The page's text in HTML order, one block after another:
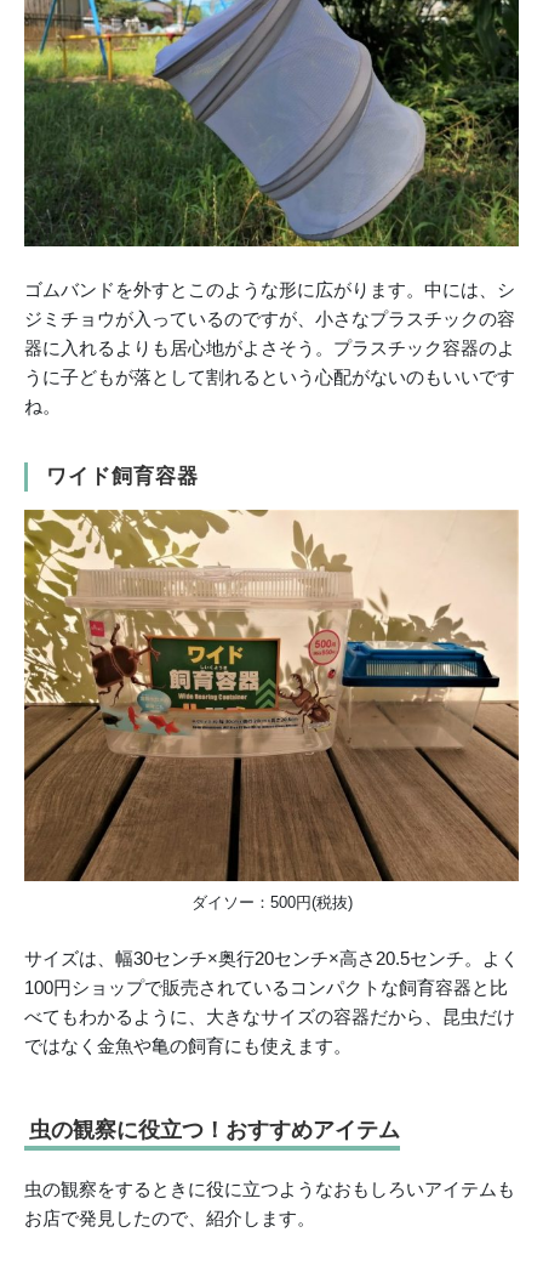
ゴムバンドを外すとこのような形に広がります。中には、シ
ジミチョウが入っているのですが、小さなプラスチックの容
器に入れるよりも居心地がよさそう。プラスチック容器のよ
うに子どもが落として割れるという心配がないのもいいです
ね。
ワイド飼育容器
ダイソー：500円(税抜)
サイズは、幅30センチ×奥行20センチ×高さ20.5センチ。よく
100円ショップで販売されているコンパクトな飼育容器と比
べてもわかるように、大きなサイズの容器だから、昆虫だけ
ではなく金魚や亀の飼育にも使えます。
虫の観察に役立つ！おすすめアイテム
虫の観察をするときに役に立つようなおもしろいアイテムも
お店で発見したので、紹介します。